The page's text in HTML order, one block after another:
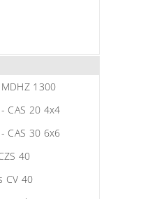
1300
CAS 20 4x4
CAS 30 6x6
40
CV 40